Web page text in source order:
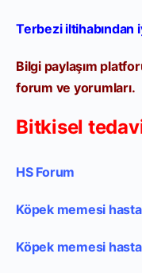
Terbezi iltihabından
Bilgi paylaşım
forum ve yorumları.
Bitkisel
HS Forum
Köpek memesi
Köpek memesi